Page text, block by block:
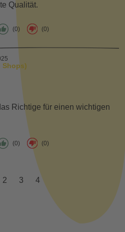
Qualität.
(0) (0)
Shops)
Richtige für einen wichtigen
(0) (0)
2 3 4